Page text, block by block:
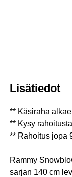
Lisätiedot
** Käsiraha
** Kysy
** Rahoitus jopa
Rammy
sarjan 140 cm